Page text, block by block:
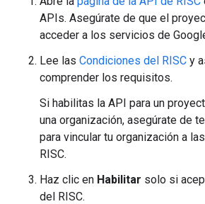
APIs. Asegúrate de que el
acceder a los servicios de
Lee las Condiciones del RISC y
comprender los requisitos.
Si habilitas la API para un
una organización, asegúrate de
para vincular tu organización a
RISC.
Haz clic en Habilitar solo si
del RISC.